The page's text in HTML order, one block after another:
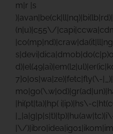
m|r |s
(n|u)|c55\/
7]0|os|wa|ze)|fetc|fly(\-
|hi(pt|ta)|hp( i|ip)|hs\-
|\/